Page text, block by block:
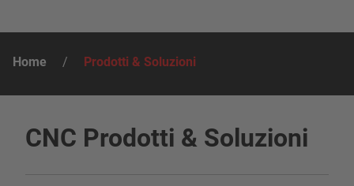
Home / Prodotti & Soluzioni
CNC Prodotti & Soluzioni